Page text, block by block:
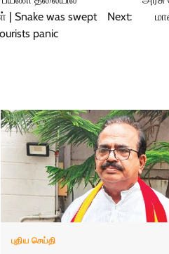
Snake was swept
panic
Next:
புதிய செய்தி